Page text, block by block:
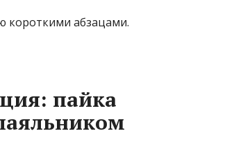
короткими абзацами.
пайка